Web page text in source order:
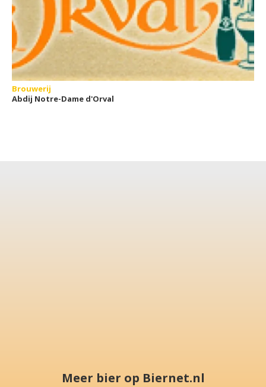
Brouwerij
Abdij Notre-Dame d'Orval
Meer bier op Biernet.nl